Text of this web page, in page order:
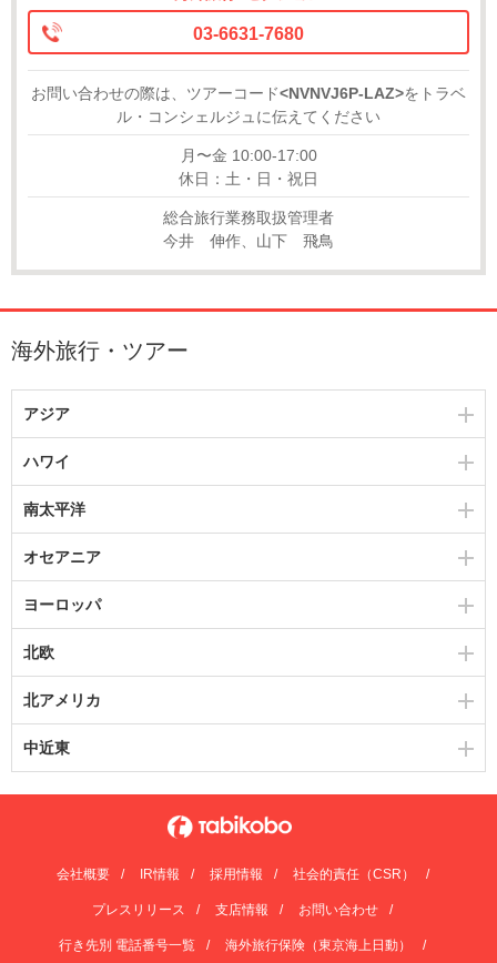
03-6631-7680
お問い合わせの際は、ツアーコード<NVNVJ6P-LAZ>をトラベ
ル・コンシェルジュに伝えてください
月〜金 10:00-17:00
休日：土・日・祝日
総合旅行業務取扱管理者
今井 伸作、山下 飛鳥
海外旅行・ツアー
アジア
ハワイ
南太平洋
オセアニア
ヨーロッパ
北欧
北アメリカ
中近東
会社概要 IR情報 採用情報 社会的責任（CSR）
プレスリリース 支店情報 お問い合わせ
行き先別 電話番号一覧 海外旅行保険（東京海上日動）